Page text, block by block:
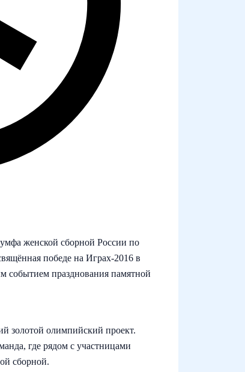
женской сборной России по
победе на Играх‑2016 в
событием празднования памятной
золотой олимпийский проект.
где рядом с участницами
сборной.